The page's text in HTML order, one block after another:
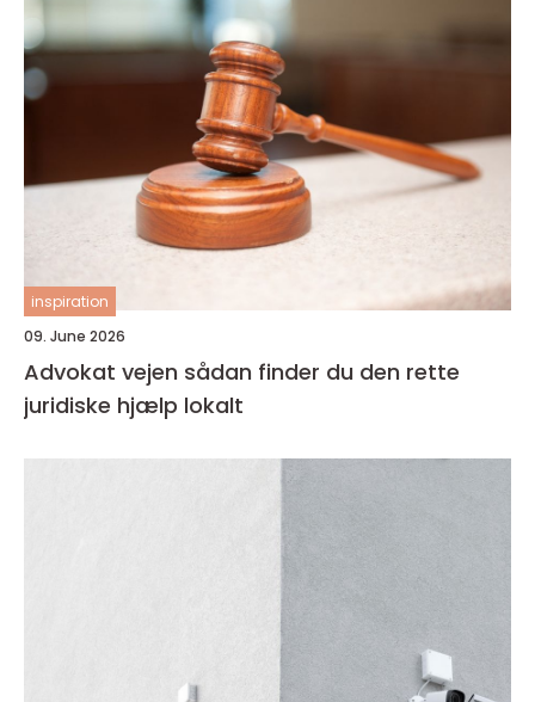
inspiration
09. June 2026
Advokat vejen sådan finder du den rette
juridiske hjælp lokalt